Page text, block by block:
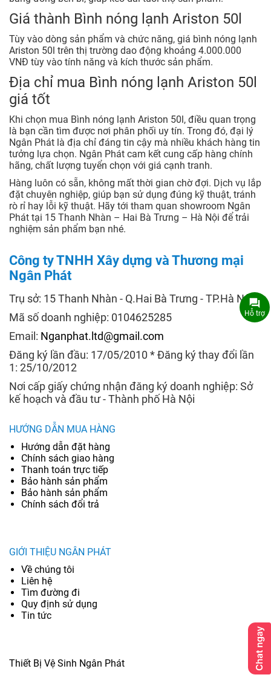
Giá thành Bình nóng lạnh Ariston 50l
Tùy vào dòng sản phẩm và chức năng, giá bình nóng lạnh
Ariston 50l trên thị trường dao động khoảng 4.000.000
VNĐ tùy vào tính năng và kích thước sản phẩm.
Địa chỉ mua Bình nóng lạnh Ariston 50l
giá tốt
Khi chọn mua Bình nóng lạnh Ariston 50l, điều quan trọng
là bạn cần tìm được nơi phân phối uy tín. Trong đó, đại lý
Ngân Phát là địa chỉ đáng tin cậy mà nhiều khách hàng tin
tưởng lựa chọn. Ngân Phát cam kết cung cấp hàng chính
hãng, chất lượng tuyển chọn với giá cạnh tranh.
Hàng luôn có sẵn, không mất thời gian chờ đợi. Dịch vụ lắp
đặt chuyên nghiệp, giúp bạn sử dụng đúng kỹ thuật, tránh
rò rỉ hay lỗi kỹ thuật. Hãy tới tham quan showroom Ngân
Phát tại 15 Thanh Nhàn – Hai Bà Trưng – Hà Nội để trải
nghiệm sản phẩm bạn nhé.
Công ty TNHH Xây dựng và Thương mại
Ngân Phát
Trụ sở: 15 Thanh Nhàn - Q.Hai Bà Trưng - TP.Hà Nội
Mã số doanh nghiệp: 0104625285
Email: Nganphat.ltd@gmail.com
Đăng ký lần đầu: 17/05/2010 * Đăng ký thay đổi lần
1: 25/10/2012
Nơi cấp giấy chứng nhận đăng ký doanh nghiệp: Sở
kế hoạch và đầu tư - Thành phố Hà Nội
HƯỚNG DẪN MUA HÀNG
Hướng dẫn đặt hàng
Chính sách giao hàng
Thanh toán trực tiếp
Bảo hành sản phẩm
Bảo hành sản phẩm
Chính sách đổi trả
GIỚI THIỆU NGÂN PHÁT
Về chúng tôi
Liên hệ
Tìm đường đi
Quy định sử dụng
Tin tức
Thiết Bị Vệ Sinh Ngân Phát
Hỗ trợ